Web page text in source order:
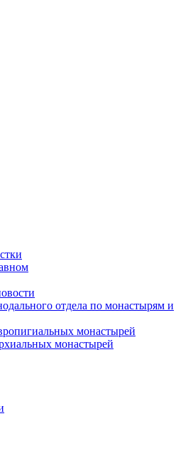
отдела по монастырям и
монастырей
монастырей